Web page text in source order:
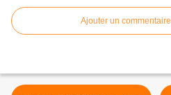
Ajouter un commentaire